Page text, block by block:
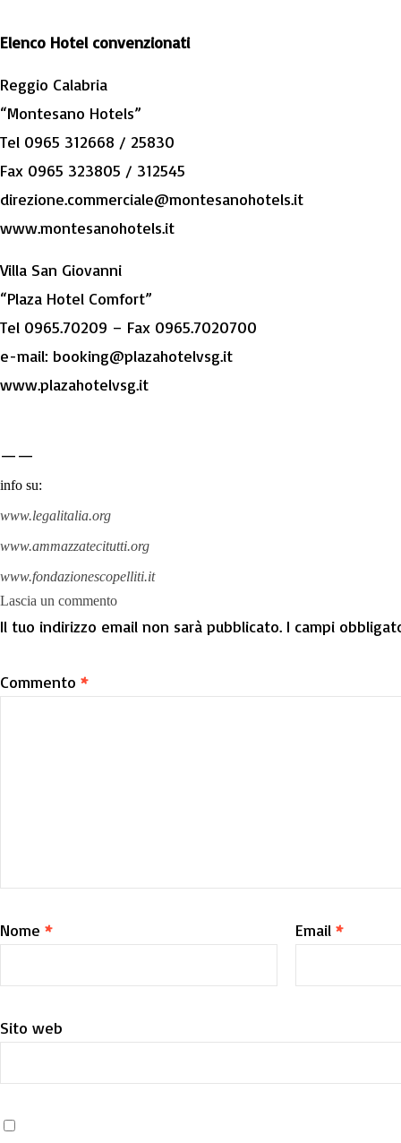
Elenco Hotel convenzionati
Reggio Calabria
“Montesano Hotels”
Tel 0965 312668 / 25830
Fax 0965 323805 / 312545
direzione.commerciale@montesanohotels.it
www.montesanohotels.it
Villa San Giovanni
“Plaza Hotel Comfort”
Tel 0965.70209 – Fax 0965.7020700
e-mail: booking@plazahotelvsg.it
www.plazahotelvsg.it
——
info su:
www.legalitalia.org
www.ammazzatecitutti.org
www.fondazionescopelliti.it
Lascia un commento
Il tuo indirizzo email non sarà pubblicato. I campi
Commento *
Nome * Email *
Sito web